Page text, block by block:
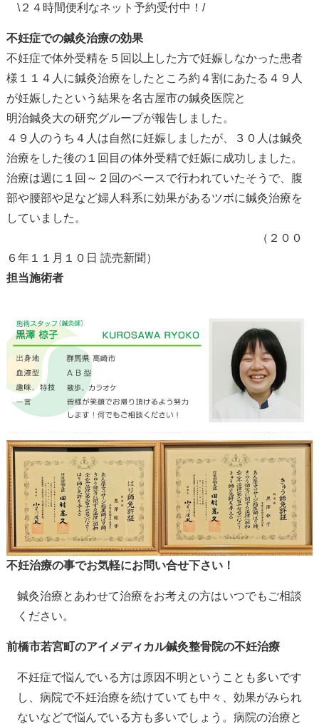
\２４時間便利なネット予約受付中！/
不妊症での鍼灸治療の効果
不妊症で体外受精を５回以上した方で妊娠しなかった患者
様１１４人に鍼灸治療をしたところ約４割にあたる４９人
が妊娠したという結果を名古屋市の鍼灸医院と
明治鍼灸大の研究グループが報告しました。
４９人のうち４人は自然に妊娠しましたが、３０人は鍼灸
治療をした後の１回目の体外受精で妊娠に成功しました。
治療は週に１回～２回のペースで行われていたそうで、腹
部や腰部や足など婦人科系に効果があるツボに鍼灸治療を
していました。
（２００
６年１１月１０日 読売新聞）
担当施術者
不妊治療の事でお気軽にお問い合せ下さい！
鍼灸治療とあわせて治療をお考えの方はいつでもご相談
ください。
前橋市若宮町のアイメディカル鍼灸整骨院の不妊治療
不妊症で悩んでいる方は原因不明ということも多いです
し、病院で不妊治療を続けていても中々、効果がみられ
ないなどで悩んでいる方も多いでしょう。病院の治療と